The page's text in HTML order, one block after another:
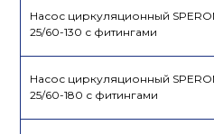
Насос циркуляционный
25/60-130 с фитингами
Насос циркуляционный
25/60-180 с фитингами